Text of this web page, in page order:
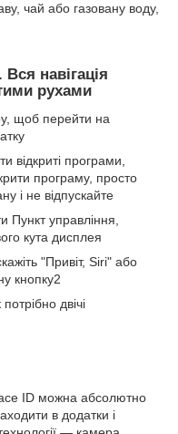
чай або газовану воду,
навігація
рухами
щоб перейти на
відкриті програми,
програму, просто
і не відпускайте
Пункт управління,
кута дисплея
"Привіт, Siri" або
кнопку2
двічі
ID можна абсолютно
в додатки і